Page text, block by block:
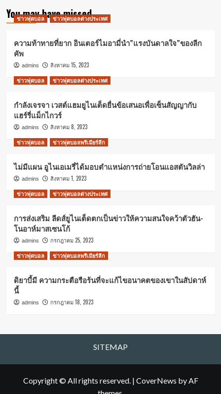
You may have missed
ข่าวฟุตบอล ข่าวฟุตบอลต่างประเทศ
ความท้าทายที่ยาก อินเตอร์ไมอามี่นำ”แรงบันดาลใจ”ของลีก
คัพ
admins
สิงหาคม 15, 2023
ข่าวฟุตบอล
ข่าวฟุตบอลต่างประเทศ
กำลังเจรจา เวสต์แฮมยูไนเต็ดยื่นข้อเสนอเพื่อเซ็นสัญญากับ
แฮร์รี่แม็กไกวร์
admins
สิงหาคม 8, 2023
ข่าวฟุตบอล
ข่าวฟุตบอลพรีเมียร์ลีก
ไม่มีแผน อูไนเอเมรี่ได้มอบตำแหน่งการถ่ายโอนแอสตันวิลล่า
admins
สิงหาคม 1, 2023
ข่าวฟุตบอล
ข่าวฟุตบอลต่างประเทศ
การส่งเสริม ลีดส์ยูไนเต็ดตกเป็นข่าวให้ความสนใจคว้าตัวฮัน-
โนอาห์มาสเซนโก้
admins
กรกฎาคม 25, 2023
ข่าวฟุตบอล
ข่าวฟุตบอลพรีเมียร์ลีก
ดิยาบี้มี ความกระตือรือร้นที่จะแก้ไขอนาคตของเขาในสัปดาห์
นี้
admins กรกฎาคม 18, 2023
SITEMAP
Copyright © All rights reserved. | CoverNews by AF